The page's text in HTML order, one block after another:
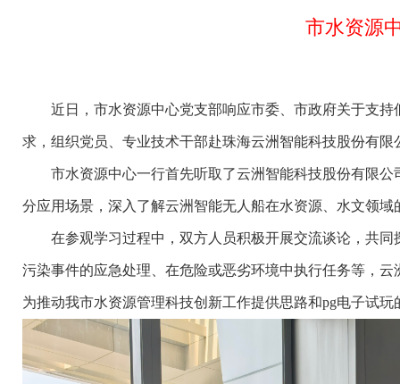
市水资源
近日，市水资源中心党支部响应市委、市政府关于支持
求，组织党员、专业技术干部赴珠海云洲智能科技股份有限
市水资源中心一行首先听取了云洲智能科技股份有限公
分应用场景，深入了解云洲智能无人船在水资源、水文领域
在参观学习过程中，双方人员积极开展交流谈论，共同
污染事件的应急处理、在危险或恶劣环境中执行任务等，
为推动我市水资源管理科技创新工作提供思路和pg电子试玩